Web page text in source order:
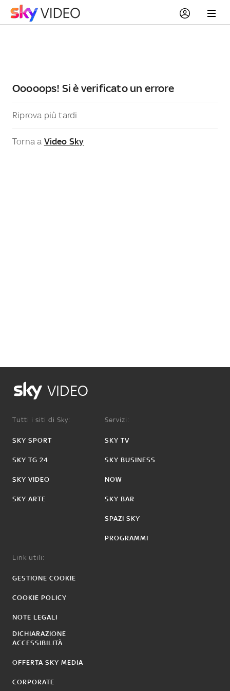
Ooooops! Si è verificato un errore
Riprova più tardi
Torna a Video Sky
VIDEO
Tutti i siti di Sky:
SKY SPORT
SKY TG 24
SKY VIDEO
SKY ARTE
Servizi:
SKY TV
SKY BUSINESS
NOW
SKY BAR
SPAZI SKY
PROGRAMMI
Link utili:
GESTIONE COOKIE
COOKIE POLICY
NOTE LEGALI
DICHIARAZIONE
ACCESSIBILITÀ
OFFERTA SKY MEDIA
CORPORATE